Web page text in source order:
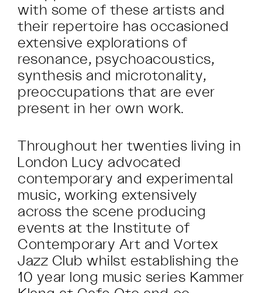
with some of these artists and
their repertoire has occasioned
extensive explorations of
resonance, psychoacoustics,
synthesis and microtonality,
preoccupations that are ever
present in her own work.
Throughout her twenties living in
London Lucy advocated
contemporary and experimental
music, working extensively
across the scene producing
events at the Institute of
Contemporary Art and Vortex
Jazz Club whilst establishing the
10 year long music series Kammer